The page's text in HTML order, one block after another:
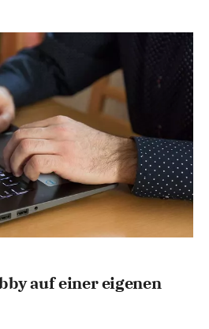
auf einer eigenen